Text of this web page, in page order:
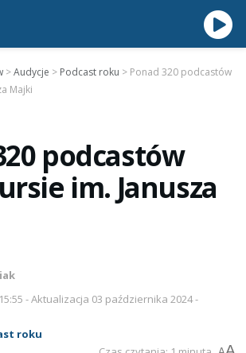
>Audycje > Podcast roku > Ponad 320 podcastów
Majki
podcastów
im. Janusza
- Aktualizacja 03 października 2024 -
roku